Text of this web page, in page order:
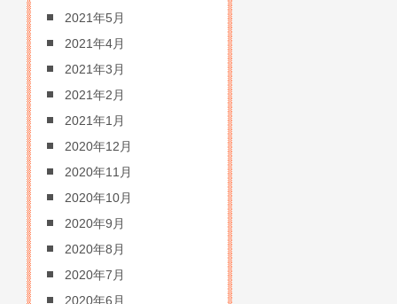
2021年5月
2021年4月
2021年3月
2021年2月
2021年1月
2020年12月
2020年11月
2020年10月
2020年9月
2020年8月
2020年7月
2020年6月